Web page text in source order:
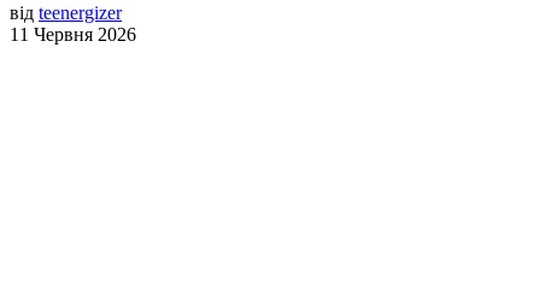
від teenergizer
11 Червня 2026